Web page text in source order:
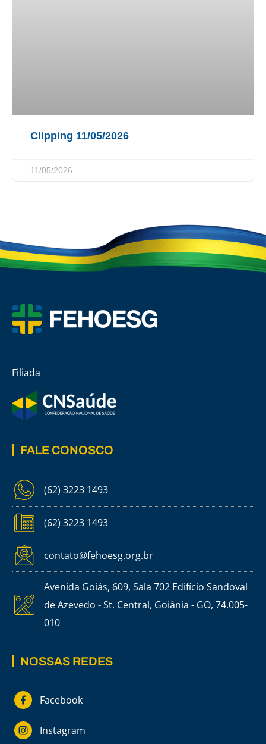
Clipping 11/05/2026
11/05/2026
Filiada
FALE CONOSCO
(62) 3223 1493
(62) 3223 1493
contato@fehoesg.org.br
Avenida Goiás, 609, Sala 702 Edifício Sandoval
de Azevedo - St. Central, Goiânia - GO, 74.005-
010
NOSSAS REDES
Facebook
Instagram